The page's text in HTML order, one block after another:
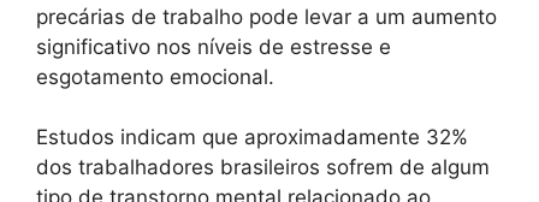
precárias de trabalho pode levar a um aumento
significativo nos níveis de estresse e
esgotamento emocional.
Estudos indicam que aproximadamente 32%
dos trabalhadores brasileiros sofrem de algum
tipo de transtorno mental relacionado ao